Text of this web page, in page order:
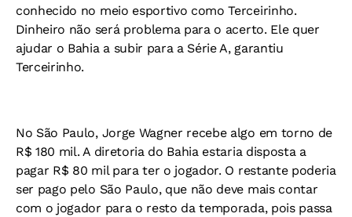
conhecido no meio esportivo como Terceirinho.
Dinheiro não será problema para o acerto. Ele quer
ajudar o Bahia a subir para a Série A, garantiu
Terceirinho.
No São Paulo, Jorge Wagner recebe algo em torno de
R$ 180 mil. A diretoria do Bahia estaria disposta a
pagar R$ 80 mil para ter o jogador. O restante poderia
ser pago pelo São Paulo, que não deve mais contar
com o jogador para o resto da temporada, pois passa